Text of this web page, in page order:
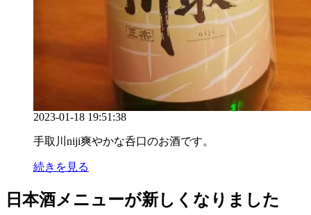
2023-01-18 19:51:38
手取川niji爽やかな呑口のお酒です。
続きを見る
日本酒メニューが新しくなりました